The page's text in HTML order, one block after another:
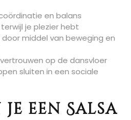
en balans
je plezier hebt
middel van beweging en
op de dansvloer
sluiten in een sociale
een Salsa